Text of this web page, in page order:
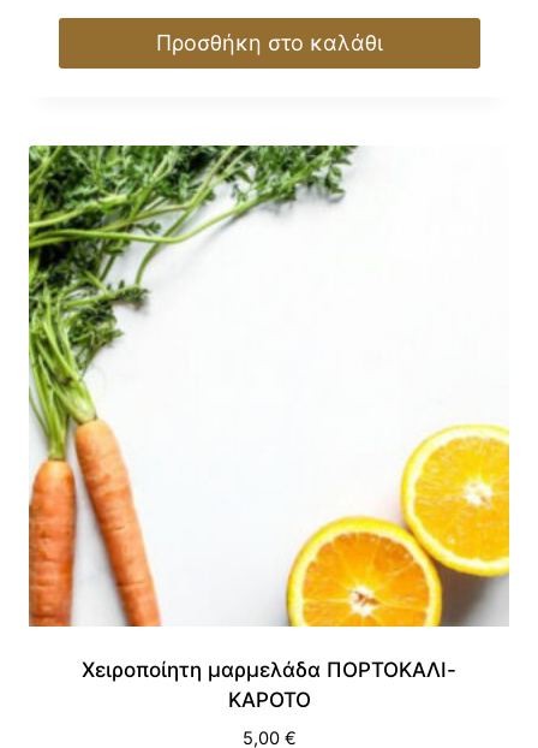
Προσθήκη στο καλάθι
Χειροποίητη μαρμελάδα ΠΟΡΤΟΚΑΛΙ-
ΚΑΡΟΤΟ
5,00 €